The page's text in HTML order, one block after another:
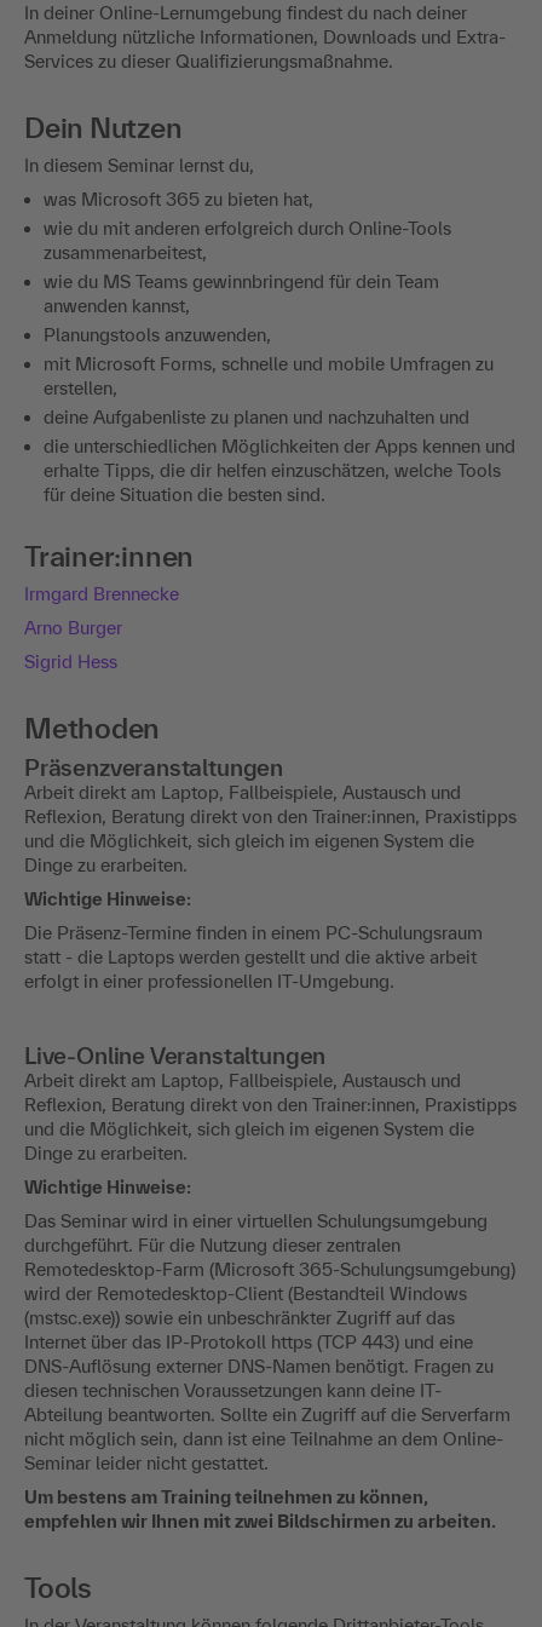
In deiner Online-Lernumgebung findest du nach deiner
Anmeldung nützliche Informationen, Downloads und Extra-
Services zu dieser Qualifizierungsmaßnahme.
Dein Nutzen
In diesem Seminar lernst du,
was Microsoft 365 zu bieten hat,
wie du mit anderen erfolgreich durch Online-Tools
zusammenarbeitest,
wie du MS Teams gewinnbringend für dein Team
anwenden kannst,
Planungstools anzuwenden,
mit Microsoft Forms, schnelle und mobile Umfragen zu
erstellen,
deine Aufgabenliste zu planen und nachzuhalten und
die unterschiedlichen Möglichkeiten der Apps kennen und
erhalte Tipps, die dir helfen einzuschätzen, welche Tools
für deine Situation die besten sind.
Trainer:innen
Irmgard Brennecke
Arno Burger
Sigrid Hess
Methoden
Präsenzveranstaltungen
Arbeit direkt am Laptop, Fallbeispiele, Austausch und
Reflexion, Beratung direkt von den Trainer:innen, Praxistipps
und die Möglichkeit, sich gleich im eigenen System die
Dinge zu erarbeiten.
Wichtige Hinweise:
Die Präsenz-Termine finden in einem PC-Schulungsraum
statt - die Laptops werden gestellt und die aktive arbeit
erfolgt in einer professionellen IT-Umgebung.
Live-Online Veranstaltungen
Arbeit direkt am Laptop, Fallbeispiele, Austausch und
Reflexion, Beratung direkt von den Trainer:innen, Praxistipps
und die Möglichkeit, sich gleich im eigenen System die
Dinge zu erarbeiten.
Wichtige Hinweise:
Das Seminar wird in einer virtuellen Schulungsumgebung
durchgeführt. Für die Nutzung dieser zentralen
Remotedesktop-Farm (Microsoft 365-Schulungsumgebung)
wird der Remotedesktop-Client (Bestandteil Windows
(mstsc.exe)) sowie ein unbeschränkter Zugriff auf das
Internet über das IP-Protokoll https (TCP 443) und eine
DNS-Auflösung externer DNS-Namen benötigt. Fragen zu
diesen technischen Voraussetzungen kann deine IT-
Abteilung beantworten. Sollte ein Zugriff auf die Serverfarm
nicht möglich sein, dann ist eine Teilnahme an dem Online-
Seminar leider nicht gestattet.
Um bestens am Training teilnehmen zu können,
empfehlen wir Ihnen mit zwei Bildschirmen zu arbeiten.
Tools